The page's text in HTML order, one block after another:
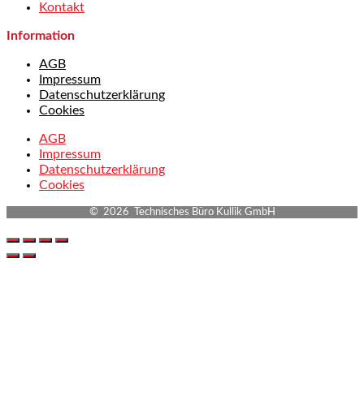
Kontakt
Information
AGB
Impressum
Datenschutzerklärung
Cookies
AGB
Impressum
Datenschutzerklärung
Cookies
© 2026 Technisches Büro Kullik GmbH